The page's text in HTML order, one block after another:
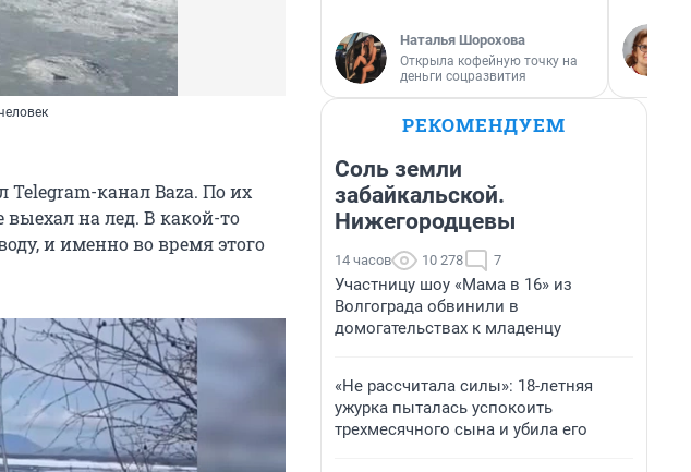
Telegram-канал Baza. По их
на лед. В какой-то
и именно во время этого
Наталья Шорохова
Открыла кофейную точку на
деньги соцразвития
РЕКОМЕНДУЕМ
Соль земли
забайкальской.
Нижегородцевы
14 часов 10 278 7
Участницу шоу «Мама в 16» из
Волгограда обвинили в
домогательствах к младенцу
«Не рассчитала силы»: 18-летняя
ужурка пыталась успокоить
трехмесячного сына и убила его